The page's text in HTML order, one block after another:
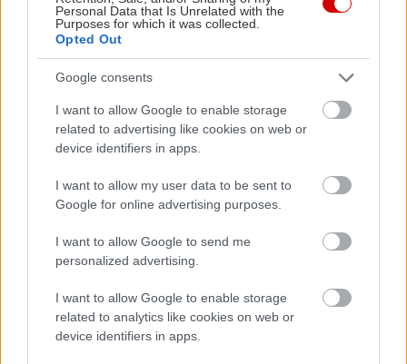
Personal Data that Is Unrelated with the
Purposes for which it was collected.
Opted Out
Google consents
I want to allow Google to enable storage
related to advertising like cookies on web or
device identifiers in apps.
I want to allow my user data to be sent to
Google for online advertising purposes.
I want to allow Google to send me
personalized advertising.
I want to allow Google to enable storage
related to analytics like cookies on web or
device identifiers in apps.
το μουστάκι της, ακόμη κι όταν ο φακός της
φωτογραφικής μηχανής έφτασε σε απόσταση
νιαουρίσματος.